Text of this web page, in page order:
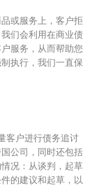
或服务上，客户拒
们会利用在商业债
服务，从而帮助您
执行，我们一直保
客户进行债务追讨
公司，同时还包括
况：从谈判，起草
的建议和起草，以